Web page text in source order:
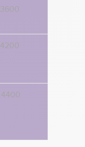
3600
4200
4400